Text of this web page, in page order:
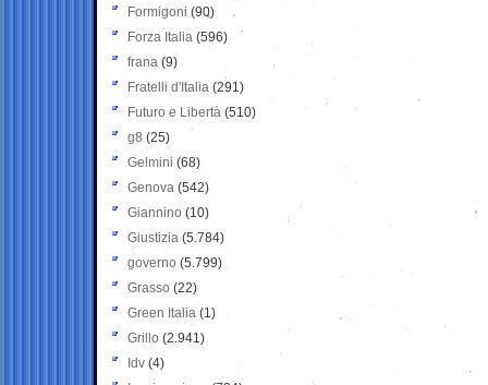
Formigoni (90)
Forza Italia (596)
frana (9)
Fratelli d'Italia (291)
Futuro e Libertà (510)
g8 (25)
Gelmini (68)
Genova (542)
Giannino (10)
Giustizia (5.784)
governo (5.799)
Grasso (22)
Green Italia (1)
Grillo (2.941)
Idv (4)